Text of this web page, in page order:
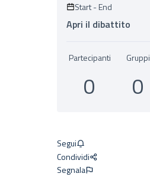
Start-End
Apri il dibattito
Partecipanti
0
Gruppi
0
Segui
Condividi
Segnala